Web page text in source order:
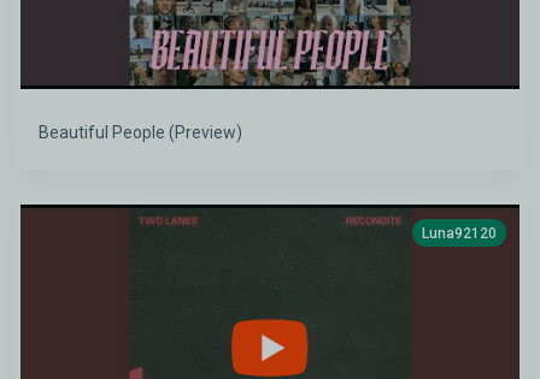
Beautiful People (Preview)
Luna92120